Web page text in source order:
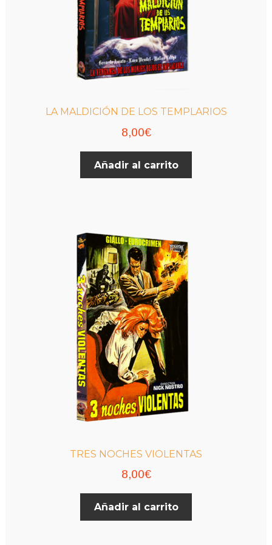
LA MALDICIÓN DE LOS TEMPLARIOS
8,00€
Añadir al carrito
TRES NOCHES VIOLENTAS
8,00€
Añadir al carrito